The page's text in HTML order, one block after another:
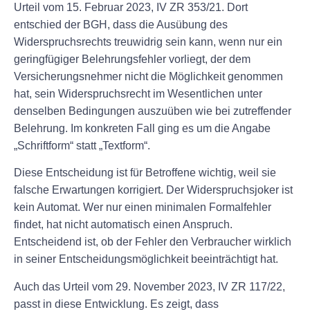
Urteil vom 15. Februar 2023, IV ZR 353/21. Dort
entschied der BGH, dass die Ausübung des
Widerspruchsrechts treuwidrig sein kann, wenn nur ein
geringfügiger Belehrungsfehler vorliegt, der dem
Versicherungsnehmer nicht die Möglichkeit genommen
hat, sein Widerspruchsrecht im Wesentlichen unter
denselben Bedingungen auszuüben wie bei zutreffender
Belehrung. Im konkreten Fall ging es um die Angabe
„Schriftform“ statt „Textform“.
Diese Entscheidung ist für Betroffene wichtig, weil sie
falsche Erwartungen korrigiert. Der Widerspruchsjoker ist
kein Automat. Wer nur einen minimalen Formalfehler
findet, hat nicht automatisch einen Anspruch.
Entscheidend ist, ob der Fehler den Verbraucher wirklich
in seiner Entscheidungsmöglichkeit beeinträchtigt hat.
Auch das Urteil vom 29. November 2023, IV ZR 117/22,
passt in diese Entwicklung. Es zeigt, dass